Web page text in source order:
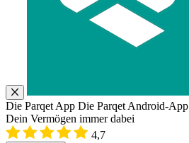
Die Parqet App Die Parqet Android-App
Dein Vermögen immer dabei
4,7